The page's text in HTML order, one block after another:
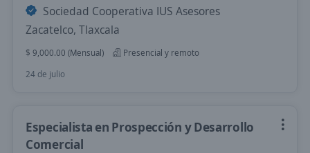
Sociedad Cooperativa IUS Asesores
Zacatelco, Tlaxcala
$ 9,000.00 (Mensual)
Presencial y remoto
24 de julio
Especialista en Prospección y Desarrollo
Comercial